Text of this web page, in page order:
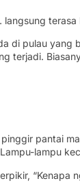
terasa
di pulau yang
terjadi.
pantai
lampu
“Kenapa